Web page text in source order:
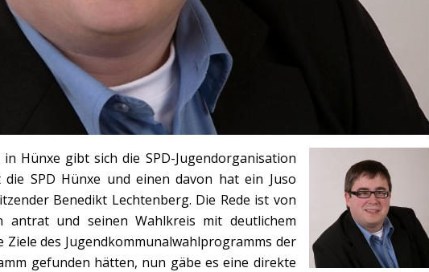
Hünxe gibt sich die SPD-Jugendorganisation
SPD Hünxe und einen davon hat ein Juso
Benedikt Lechtenberg. Die Rede ist von
antrat und seinen Wahlkreis mit deutlichem
des Jugendkommunalwahlprogramms der
gefunden hätten, nun gäbe es eine direkte